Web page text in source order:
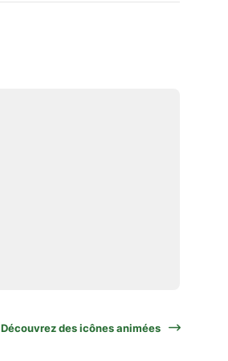
Découvrez des icônes animées